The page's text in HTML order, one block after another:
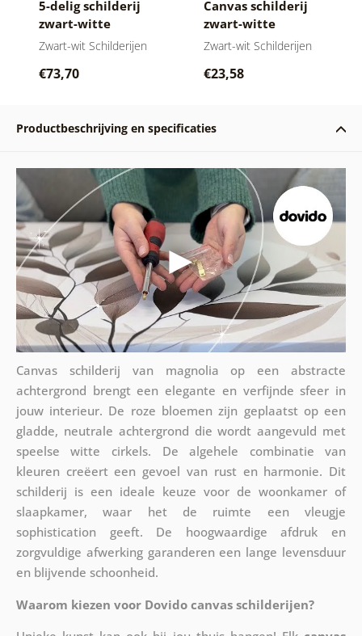
5-delig schilderij
zwart-witte
magnolia op
achtergrond
Zwart-wit Schilderijen
€73,70
Canvas schilderij
zwart-witte
magnolia op
achtergrond
Zwart-wit Schilderijen
€23,58
Productbeschrijving en specificaties
Canvas schilderij van magnolia op een abstracte
achtergrond brengt een elegante en verfijnde sfeer in
jouw interieur. De roze bloemen zijn geplaatst op een
gladde, neutrale achtergrond die wordt aangevuld met
speelse witte cirkels. De algehele combinatie van
kleuren creëert een gevoel van rust en harmonie. Dit
schilderij is een ideale keuze voor de woonkamer of
slaapkamer, waar het de ruimte een vleugje
sophistication geeft. De hoogwaardige afdruk en
zorgvuldige afwerking garanderen een lange levensduur
en blijvende schoonheid.
Waarom kiezen voor Dovido canvas schilderijen?